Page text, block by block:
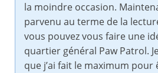
la moindre occasion.
parvenu au terme de la
vous pouvez vous faire une
quartier général Paw Patrol.
que j’ai fait le maximum pour